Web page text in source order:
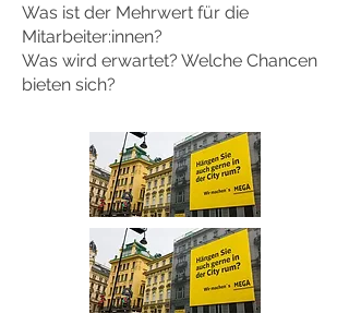
Was ist der Mehrwert für die
Mitarbeiter:innen?
Was wird erwartet? Welche Chancen
bieten sich?